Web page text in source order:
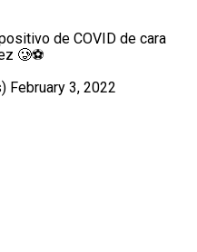
de COVID de cara
🥲⚽️
February 3, 2022